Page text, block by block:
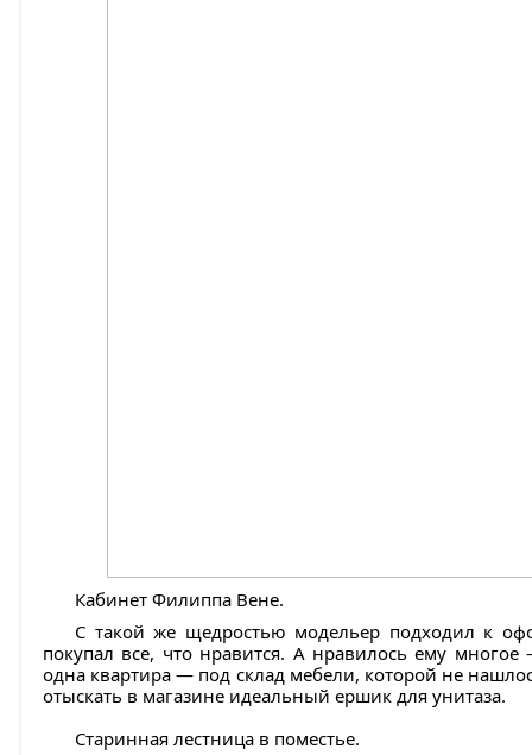
Кабинет Филиппа Вене.
С такой же щедростью модельер подходил к
покупал все, что нравится. А нравилось ему
одна квартира — под склад мебели, которой не
отыскать в магазине идеальный ершик для унитаза.
Старинная лестница в поместье.